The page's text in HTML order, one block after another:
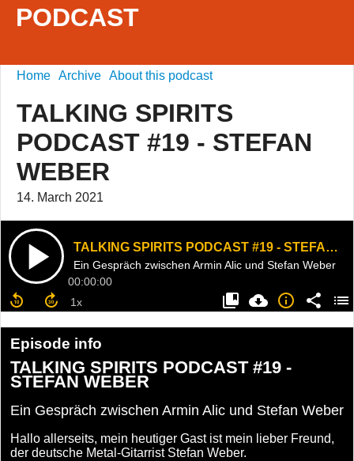
PODCAST
Home Archive About this podcast
TALKING SPIRITS
PODCAST #19 - STEFAN
WEBER
14. March 2021
TALKING SPIRITS PODCAST #19 - STEFAN WEBER
Ein Gespräch zwischen Armin Alic und Stefan Weber
00:00:00
Episode info
TALKING SPIRITS PODCAST #19 -
STEFAN WEBER
Ein Gespräch zwischen Armin Alic und Stefan Weber
Hallo allerseits, mein heutiger Gast ist mein lieber Freund,
der deutsche Metal-Gitarrist Stefan Weber.